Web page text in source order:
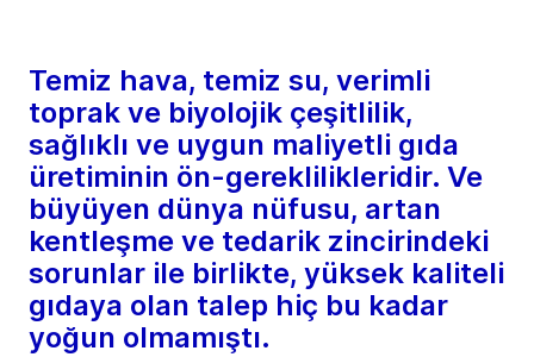
Temiz hava, temiz su, verimli
toprak ve biyolojik çeşitlilik,
sağlıklı ve uygun maliyetli gıda
üretiminin ön-gereklilikleridir. Ve
büyüyen dünya nüfusu, artan
kentleşme ve tedarik zincirindeki
sorunlar ile birlikte, yüksek kaliteli
gıdaya olan talep hiç bu kadar
yoğun olmamıştı.